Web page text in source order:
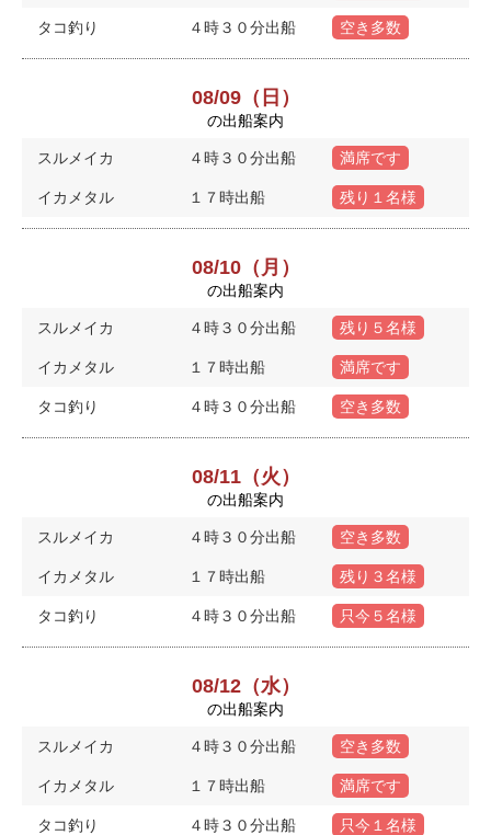
タコ釣り ４時３０分出船 空き多数
08/09（日）
の出船案内
スルメイカ ４時３０分出船 満席です
イカメタル １７時出船 残り１名様
08/10（月）
の出船案内
スルメイカ ４時３０分出船 残り５名様
イカメタル １７時出船 満席です
タコ釣り ４時３０分出船 空き多数
08/11（火）
の出船案内
スルメイカ ４時３０分出船 空き多数
イカメタル １７時出船 残り３名様
タコ釣り ４時３０分出船 只今５名様
08/12（水）
の出船案内
スルメイカ ４時３０分出船 空き多数
イカメタル １７時出船 満席です
タコ釣り ４時３０分出船 只今１名様